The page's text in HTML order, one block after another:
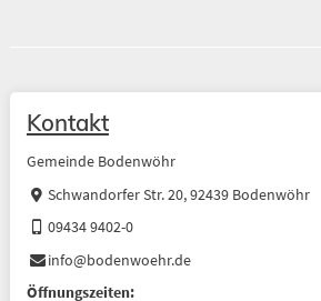
Kontakt
Gemeinde Bodenwöhr
Schwandorfer Str. 20, 92439 Bodenwöhr
09434 9402-0
info@bodenwoehr.de
Öffnungszeiten: